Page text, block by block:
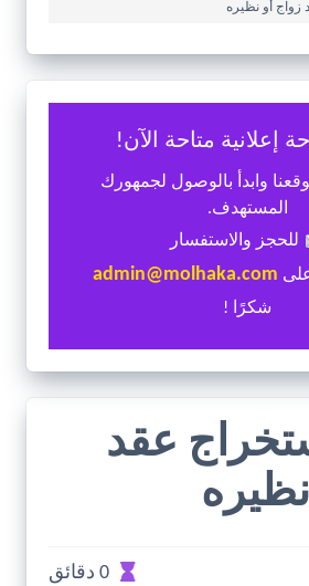
زواج أو نظيره
إعلانية متاحة الآن!
وابدأ بالوصول لجمهورك
المستهدف.
للحجز والاستفسار
admin@molhaka.com
شكرًا !
عقد
0 دقائق